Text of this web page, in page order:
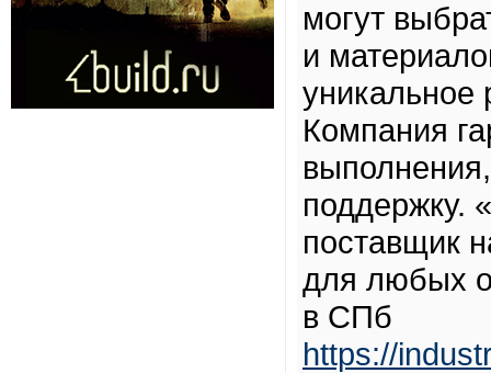
могут
и
уникальное
Компания
поддержку.
поставщик
для любых
в СПб
https://